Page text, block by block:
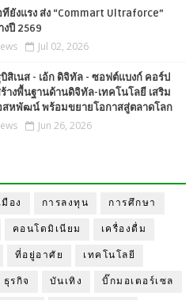
ทียังแรง ส่ง “Commart Ultraforce”
ปี 2569
Jul 02, 2026
บิสิเนส - เอ้ก ดิจิทัล - ซอฟต์แบงก์ คอร์ป
างพื้นฐานด้านดิจิทัล-เทคโนโลยี เสริม
สหพัฒน์ พร้อมขยายโอกาสสู่ตลาดโลก
Jun 26, 2026
มือง การลงทุน การศึกษา
คอนโดมิเนียม เครื่องดื่ม
ที่อยู่อาศัย เทคโนโลยี
ธุรกิจ บันเทิง บิ๊กมอเตอร์เซล